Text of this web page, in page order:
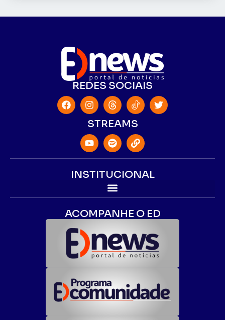
REDES SOCIAIS
STREAMS
INSTITUCIONAL
ACOMPANHE O ED